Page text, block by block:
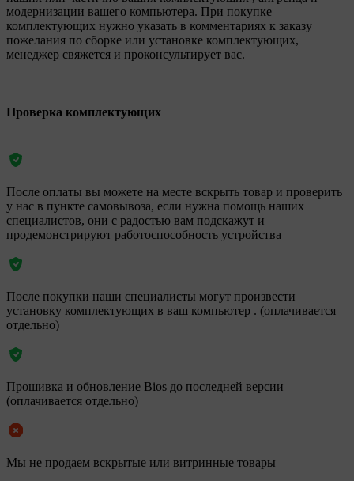
модернизации вашего компьютера. При покупке
комплектующих нужно указать в комментариях к заказу
пожелания по сборке или установке комплектующих,
менеджер свяжется и проконсультирует вас.
Проверка комплектующих
После оплаты вы можете на месте вскрыть товар и проверить
у нас в пункте самовывоза, если нужна помощь наших
специалистов, они с радостью вам подскажут и
продемонстрируют работоспособность устройства
После покупки наши специалисты могут произвести
установку комплектующих в ваш компьютер . (оплачивается
отдельно)
Прошивка и обновление Bios до последней версии
(оплачивается отдельно)
Мы не продаем вскрытые или витринные товары